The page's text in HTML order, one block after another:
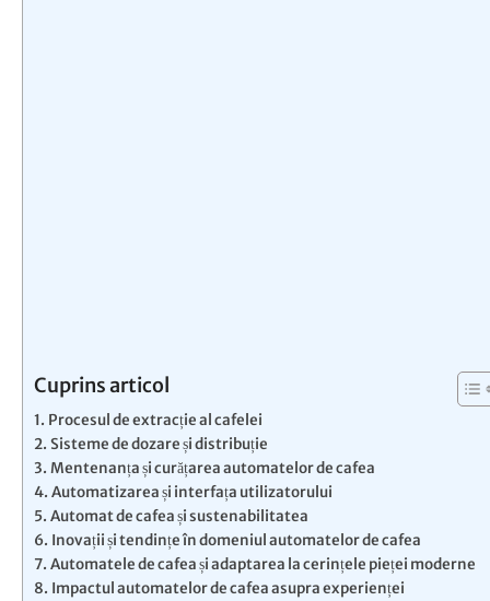
Cuprins articol
Procesul de extracție al cafelei
Sisteme de dozare și distribuție
Mentenanța și curățarea automatelor de cafea
Automatizarea și interfața utilizatorului
Automat de cafea și sustenabilitatea
Inovații și tendințe în domeniul automatelor de cafea
Automatele de cafea și adaptarea la cerințele pieței moderne
Impactul automatelor de cafea asupra experienței